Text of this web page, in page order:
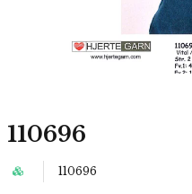
110696
110696